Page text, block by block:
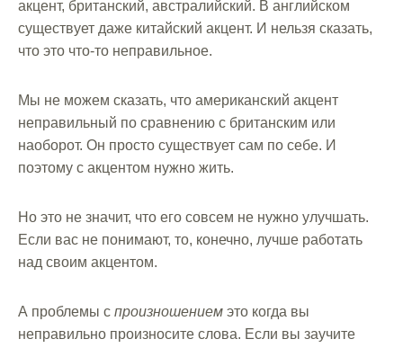
акцент, британский, австралийский. В английском
существует даже китайский акцент. И нельзя сказать,
что это что-то неправильное.
Мы не можем сказать, что американский акцент
неправильный по сравнению с британским или
наоборот. Он просто существует сам по себе. И
поэтому с акцентом нужно жить.
Но это не значит, что его совсем не нужно улучшать.
Если вас не понимают, то, конечно, лучше работать
над своим акцентом.
А проблемы с произношением это когда вы
неправильно произносите слова. Если вы заучите